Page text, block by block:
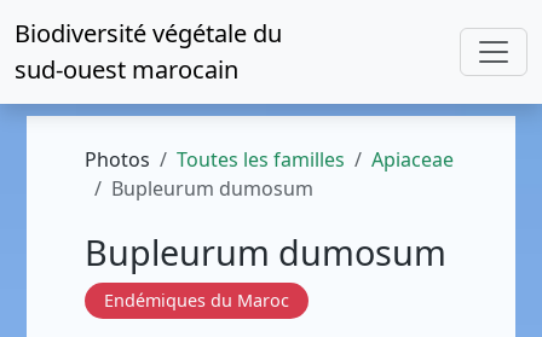
Biodiversité végétale du
sud-ouest marocain
Photos Toutes les familles
Apiaceae
Bupleurum dumosum
Bupleurum dumosum
Endémiques du Maroc